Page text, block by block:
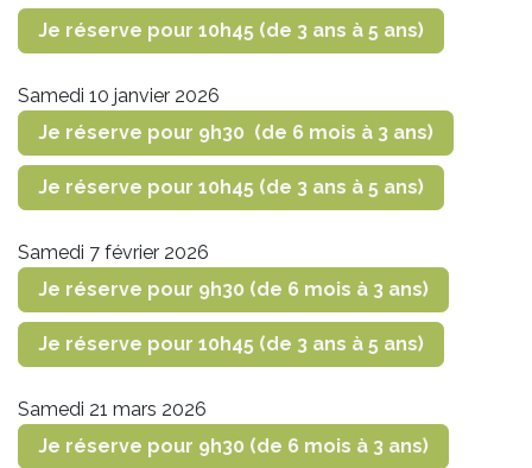
Je réserve pour 10h45 (de 3 ans à 5 ans)
Samedi 10 janvier 2026
Je réserve pour 9h30 (de 6 mois à 3 ans)
Je réserve pour 10h45 (de 3 ans à 5 ans)
Samedi 7 février 2026
Je réserve pour 9h30 (de 6 mois à 3 ans)
Je réserve pour 10h45 (de 3 ans à 5 ans)
Samedi 21 mars 2026
Je réserve pour 9h30 (de 6 mois à 3 ans)